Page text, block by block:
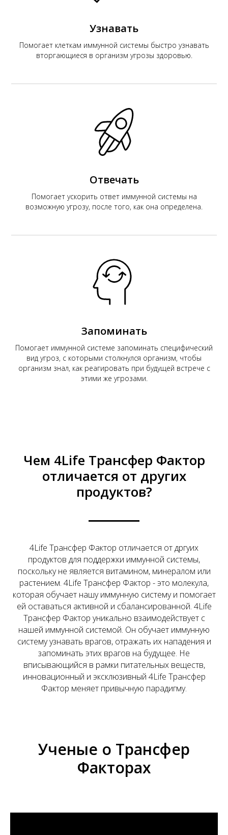
Узнавать
Помогает клеткам иммунной системы быстро узнавать
вторгающиеся в организм угрозы здоровью.
Отвечать
Помогает ускорить ответ иммунной системы на
возможную угрозу, после того, как она определена.
Запоминать
Помогает иммунной системе запоминать специфический
вид угроз, с которыми столкнулся организм, чтобы
организм знал, как реагировать при будущей встрече с
этими же угрозами.
Чем 4Life Трансфер Фактор
отличается от других
продуктов?
4Life Трансфер Фактор отличается от дргуих
продуктов для поддержки иммунной системы,
поскольку не является витамином, минералом или
растением. 4Life Трансфер Фактор - это молекула,
которая обучает нашу иммунную систему и помогает
ей оставаться активной и сбалансированной. 4Life
Трансфер Фактор уникально взаимодействует с
нашей иммунной системой. Он обучает иммунную
систему узнавать врагов, отражать их нападения и
запоминать этих врагов на будущее. Не
вписывающийся в рамки питательных веществ,
инновационный и эксклюзивный 4Life Трансфер
Фактор меняет привычную парадигму.
Ученые о Трансфер
Факторах